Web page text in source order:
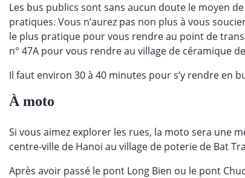
Les bus publics sont sans aucun doute le moyen
pratiques. Vous n’aurez pas non plus à vous
le plus pratique pour vous rendre au point de
n° 47A pour vous rendre au village de céramique
Il faut environ 30 à 40 minutes pour s’y rendre en
À moto
Si vous aimez explorer les rues, la moto sera une
centre-ville de Hanoi au village de poterie de Bat
Après avoir passé le pont Long Bien ou le pont